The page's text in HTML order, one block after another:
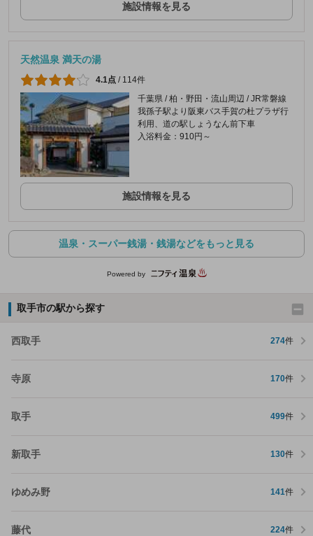
施設情報を見る
天然温泉 満天の湯
4.1点 / 114件
千葉県 / 柏・野田・流山周辺 / JR常磐線
我孫子駅より阪東バス手賀の杜プラザ行
利用、道の駅しょうなん前下車
入浴料金：910円～
施設情報を見る
温泉・スーパー銭湯・銭湯などをもっと見る
Powered by
取手市の駅から探す
西取手 274件
寺原 170件
取手 499件
新取手 130件
ゆめみ野 141件
藤代 224件